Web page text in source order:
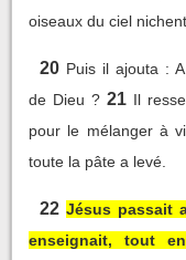
oiseaux du ciel
20 Puis il ajouta :
de Dieu ? 21 Il
pour le mélanger à
toute la pâte a levé.
22 Jésus passait
enseignait, tout